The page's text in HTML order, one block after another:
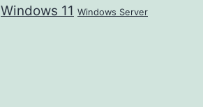
Windows 11 Windows Server